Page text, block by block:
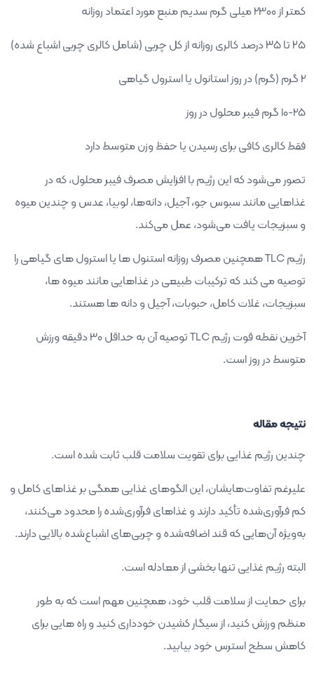
کمتر از 2300 میلی گرم سدیم منبع مورد اعتماد روزانه
۲۵ تا ۳۵ درصد کالری روزانه از کل چربی (شامل کالری چربی اشباع شده)
2 گرم (گرم) در روز استانول یا استرول گیاهی
10-25 گرم فیبر محلول در روز
فقط کالری کافی برای رسیدن یا حفظ وزن متوسط ​​دارد
تصور می‌شود که این رژیم با افزایش مصرف فیبر محلول، که در
غذاهایی مانند سبوس جو، آجیل، دانه‌ها، لوبیا، عدس و چندین میوه
و سبزیجات یافت می‌شود، عمل می‌کند.
رژیمTLCهمچنین مصرف روزانه استنول ها یا استرول های گیاهی را
توصیه می کند که ترکیبات طبیعی در غذاهایی مانند میوه ها،
سبزیجات، غلات کامل، حبوبات، آجیل و دانه ها هستند.
آخرین نقطه قوت رژیمTLC
توصیه آن به حداقل 30 دقیقه ورزش
متوسط ​​در روز است.
نتیجه مقاله
چندین رژیم غذایی برای تقویت سلامت قلب ثابت شده است.
علیرغم تفاوت‌هایشان، این الگوهای غذایی همگی بر غذاهای کامل و
کم فرآوری‌شده تأکید دارند و غذاهای فرآوری‌شده را محدود می‌کنند،
به‌ویژه آن‌هایی که قند اضافه‌شده و چربی‌های اشباع‌شده بالایی دارند.
البته رژیم غذایی تنها بخشی از معادله است.
برای حمایت از سلامت قلب خود، همچنین مهم است که به طور
منظم ورزش کنید، از سیگار کشیدن خودداری کنید و راه هایی برای
کاهش سطح استرس خود بیابید.